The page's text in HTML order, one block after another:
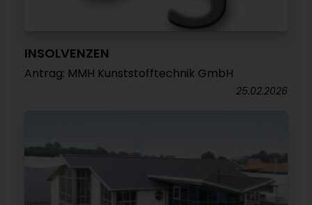
INSOLVENZEN
Antrag: MMH Kunststofftechnik GmbH
25.02.2026